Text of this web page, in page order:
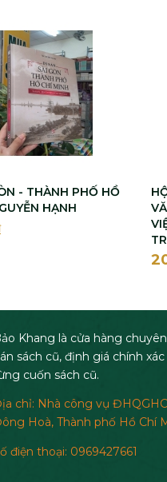
- THÀNH PHỐ HỒ
HẠNH
Khang là cửa hàng
sách cũ, định giá chính
cuốn sách cũ.
chỉ: Nhà công vụ
Hoà, Thành phố Hồ Chí
điện thoại: 0969427661